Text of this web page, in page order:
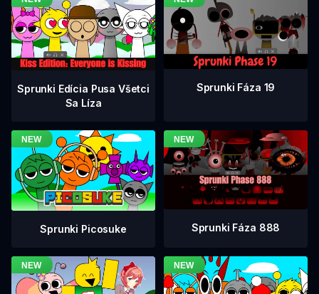
Sprunki Edícia Pusa Všetci
Sa Líza
Sprunki Fáza 19
Sprunki Picosuke Sprunki Fáza 888